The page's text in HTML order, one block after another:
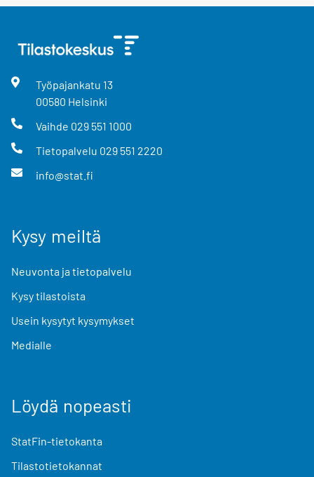
Työpajankatu 13
00580 Helsinki
Vaihde 029 551 1000
Tietopalvelu 029 551 2220
info@stat.fi
Kysy meiltä
Neuvonta ja tietopalvelu
Kysy tilastoista
Usein kysytyt kysymykset
Medialle
Löydä nopeasti
StatFin-tietokanta
Tilastotietokannat